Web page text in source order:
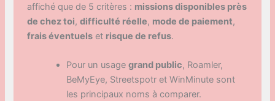
affiché que de 5 critères : missions disponibles près
de chez toi,difficulté réelle, mode de paiement,
frais éventuels et risque de refus.
Pour un usagegrand public, Roamler,
BeMyEye, Streetspotr et WinMinute sont
les principaux noms à comparer.